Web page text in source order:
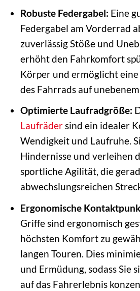
Robuste Federgabel: Eine
Federgabel am Vorderrad
zuverlässig Stöße und
erhöht den Fahrkomfort
Körper und ermöglicht
des Fahrrads auf
Optimierte Laufradgröße:
Laufrädersind ein idealer
Wendigkeit und Laufruhe.
Hindernisse und verleihen
sportliche Agilität, die
abwechslungsreichen
Ergonomische
Griffe sind ergonomisch
höchsten Komfort zu
langen Touren. Dies
und Ermüdung, sodass Sie
auf das Fahrerlebnis